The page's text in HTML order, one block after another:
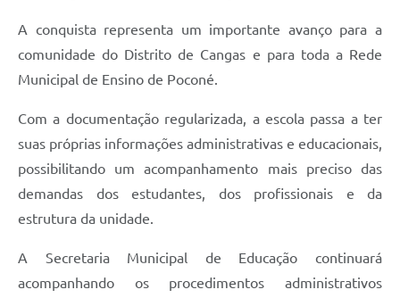
A conquista representa um importante avanço para a
comunidade do Distrito de Cangas e para toda a Rede
Municipal de Ensino de Poconé.
Com a documentação regularizada, a escola passa a ter
suas próprias informações administrativas e educacionais,
possibilitando um acompanhamento mais preciso das
demandas dos estudantes, dos profissionais e da
estrutura da unidade.
A Secretaria Municipal de Educação continuará
acompanhando os procedimentos administrativos